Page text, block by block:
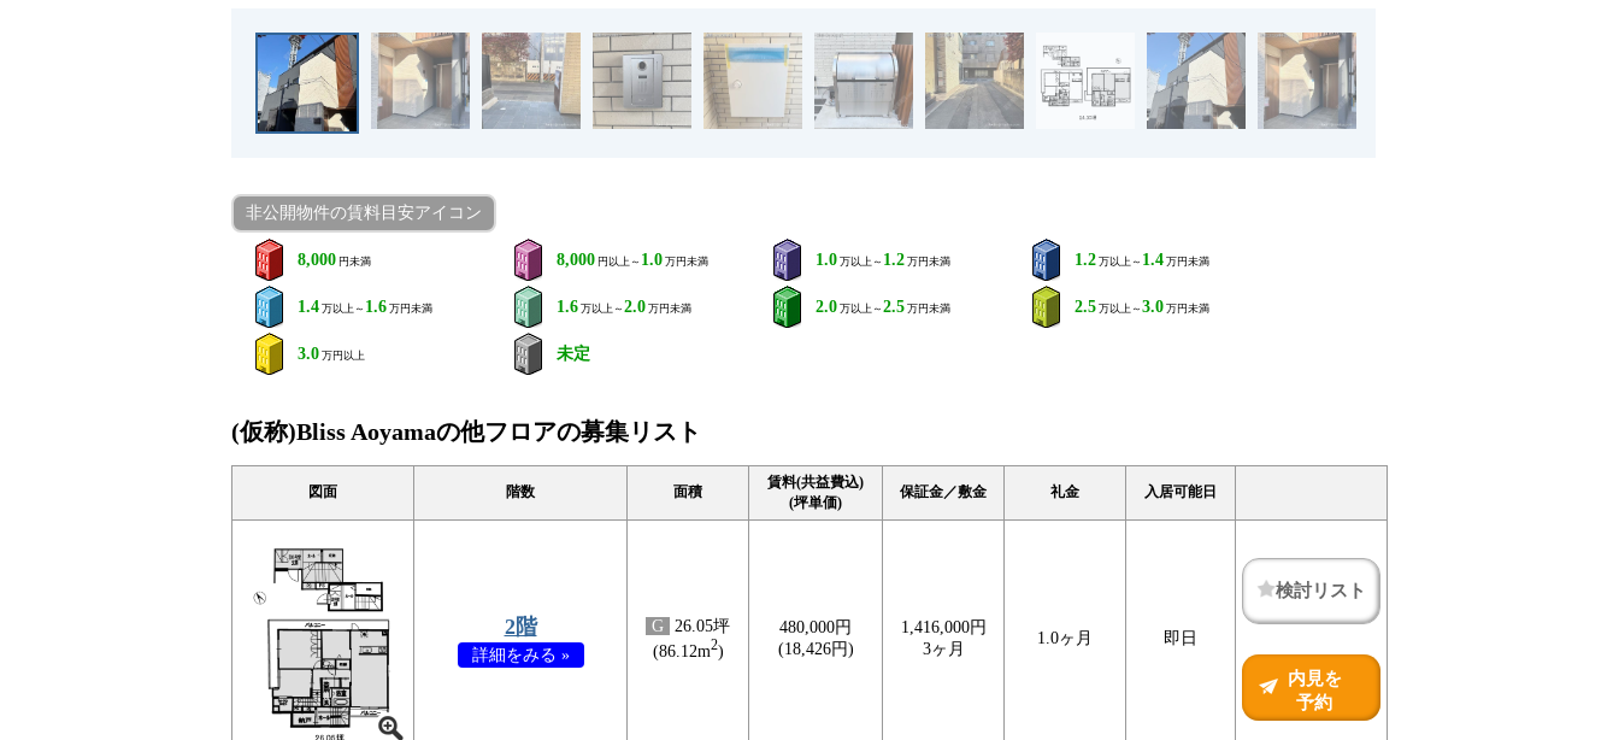
非公開物件の賃料目安アイコン
8,000 円未満 8,000 円以上～ 1.0 万円未満 1.0 万以上～ 1.2 万円未満 1.2 万以上～ 1.4 万円未満
1.4 万以上～ 1.6 万円未満 1.6 万以上～ 2.0 万円未満 2.0 万以上～ 2.5 万円未満 2.5 万以上～ 3.0 万円未満
3.0 万円以上 未定
(仮称)Bliss Aoyamaの他フロアの募集リスト
図面 階数 面積
賃料(共益費込)
(坪単価)
保証金／敷金 礼金 入居可能日
2階
詳細をみる »
G 26.05坪
(86.12m2)
480,000円
(18,426円)
1,416,000円
3ヶ月
1.0ヶ月 即日
検討リスト
内見を
予約